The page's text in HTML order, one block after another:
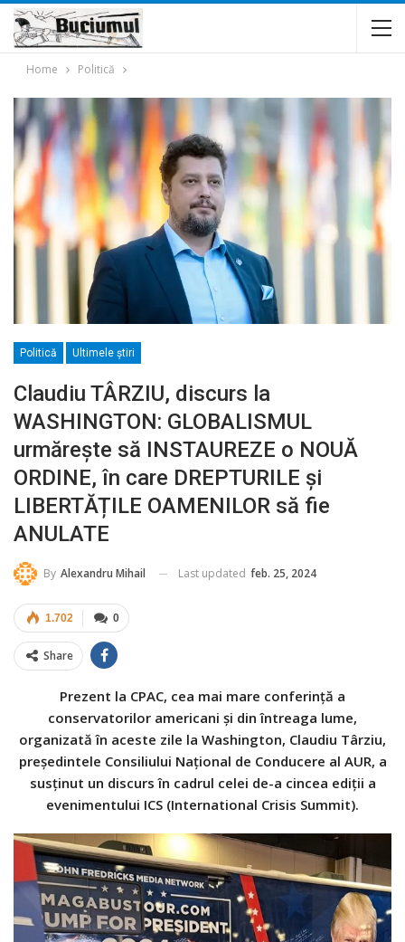
Home Politică
Politică Ultimele ştiri
Claudiu TÂRZIU, discurs la
WASHINGTON: GLOBALISMUL
urmărește să INSTAUREZE o NOUĂ
ORDINE, în care DREPTURILE și
LIBERTĂȚILE OAMENILOR să fie
ANULATE
By Alexandru Mihail Last updated feb. 25, 2024
0
1.702
Share
Prezent la CPAC, cea mai mare conferință a
conservatorilor americani și din întreaga lume,
organizată în aceste zile la Washington, Claudiu Târziu,
președintele Consiliului Național de Conducere al AUR, a
susținut un discurs în cadrul celei de-a cincea ediții a
evenimentului ICS (International Crisis Summit).